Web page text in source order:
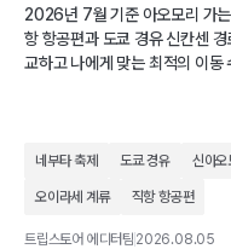
2026년 7월 기준 아오모리 가
항 항공편과 도쿄 경유 신칸센
교하고 나에게 맞는 최적의 이동
네부타 축제 도쿄 경유 신아오
오이라세 계류 직항 항공편
트립스토어 에디터팀 2026.08.05